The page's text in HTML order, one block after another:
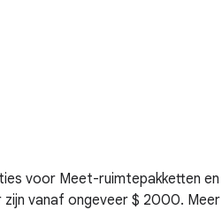
voor Meet-ruimtepakketten en
vanaf ongeveer $ 2000. Meer